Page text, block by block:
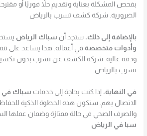
بفحص المشكلة بعناية وتقديم حلاً فوريًا أو
الضرورية. شركة كشف تسرب بالرياض
بالإضافة إلى ذلك، ستجد أن سباك الرياض
وأدوات متخصصة في أعماله. هذا يساعد على
ودقة عالية. شركة الكشف عن تسرب بدون
تسرب بالرياض
في النهاية، إذا كنت بحاجة إلى خدمات سباك في
الاتصال بهم. ستكون هذه الخطوة الذكية
والصرف الصحي في حالة ممتازة وضمان عملها
سبا في الرياض